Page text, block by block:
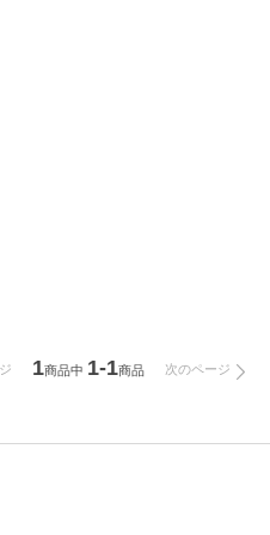
1商品中 1-1商品
次のページ